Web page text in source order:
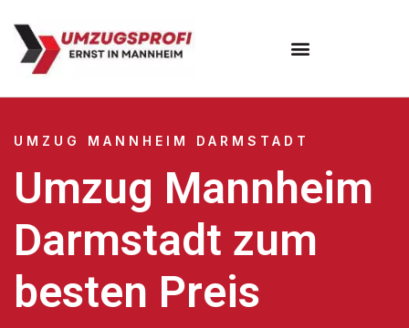
UMZUG MANNHEIM DARMSTADT
Umzug Mannheim
Darmstadt zum
besten Preis